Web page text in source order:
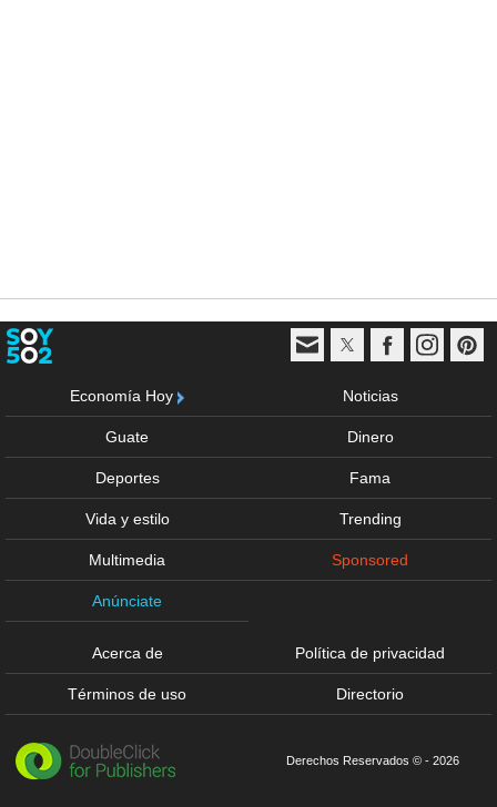
Economía Hoy Noticias
Guate Dinero
Deportes Fama
Vida y estilo Trending
Multimedia Sponsored
Anúnciate
Acerca de Política de privacidad
Términos de uso Directorio
Derechos Reservados © - 2026